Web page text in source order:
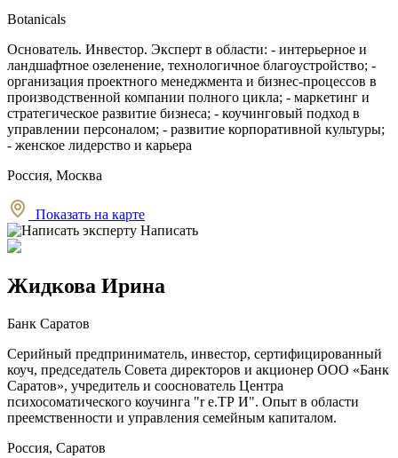
Botanicals
Основатель. Инвестор. Эксперт в области: - интерьерное и
ландшафтное озеленение, технологичное благоустройство; -
организация проектного менеджмента и бизнес-процессов в
производственной компании полного цикла; - маркетинг и
стратегическое развитие бизнеса; - коучинговый подход в
управлении персоналом; - развитие корпоративной культуры;
- женское лидерство и карьера
Россия, Москва
Показать на карте
Написать
Жидкова Ирина
Банк Саратов
Серийный предприниматель, инвестор, сертифицированный
коуч, председатель Совета директоров и акционер ООО «Банк
Саратов», учредитель и сооснователь Центра
психосоматического коучинга "r e.ТР И". Опыт в области
преемственности и управления семейным капиталом.
Россия, Саратов